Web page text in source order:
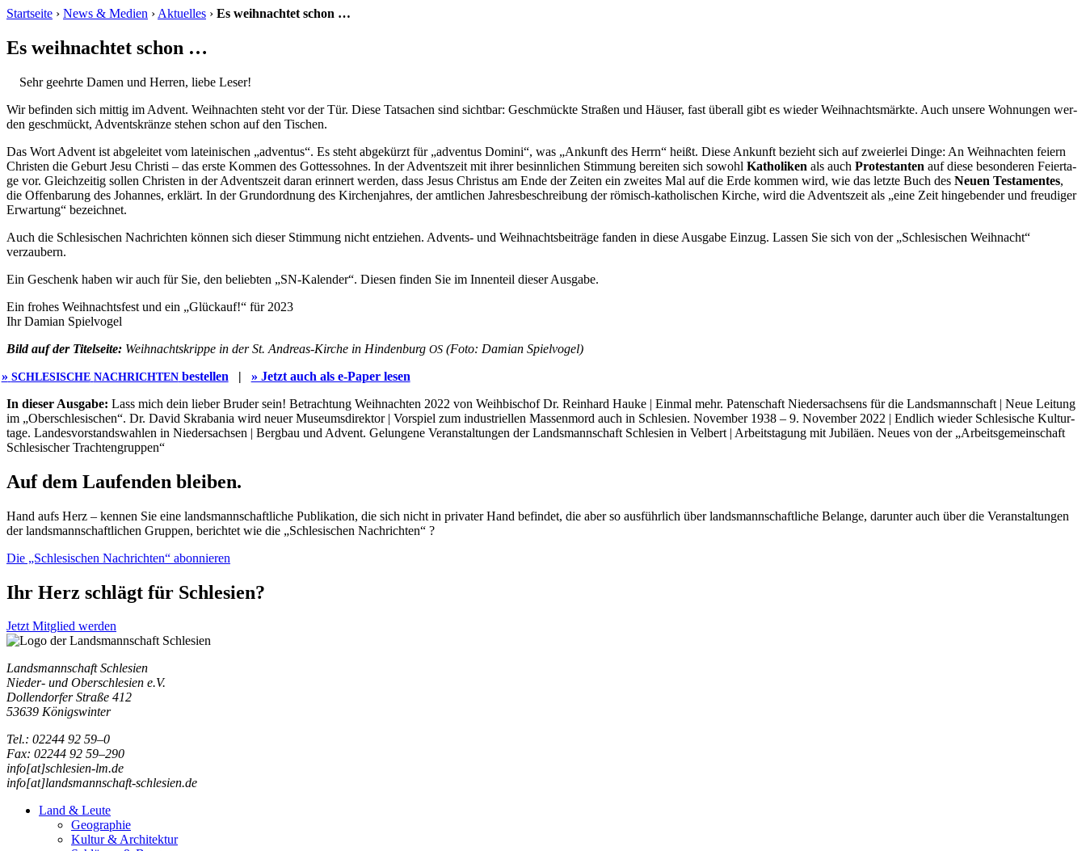
Startseite › News & Medien › Aktuelles › Es weihnachtet schon …
Es weihnachtet schon …
Sehr geehr­te Damen und Her­ren, lie­be Leser!
Wir befin­den sich mit­tig im Advent. Weih­nach­ten steht vor der Tür. Die­se Tat­sa­chen sind sicht­bar: Geschmück­te Stra­ßen und Häu­ser, fast über­all gibt es wie­der Weih­nachts­märk­te. Auch unse­re Woh­nun­gen wer­
den geschmückt, Advents­krän­ze ste­hen schon auf den Tischen.
Das Wort Advent ist abge­lei­tet vom latei­ni­schen „adven­tus“. Es steht abge­kürzt für „adven­tus Domi­ni“, was „Ankunft des Herrn“ heißt. Die­se Ankunft bezieht sich auf zwei­er­lei Din­ge: An Weih­nach­ten fei­ern
Chris­ten die Geburt Jesu Chris­ti – das ers­te Kom­men des Got­tes­soh­nes. In der Advents­zeit mit ihrer besinn­li­chen Stim­mung berei­ten sich sowohl Katho­li­ken als auch Pro­tes­tan­ten auf die­se beson­de­ren Fei­er­ta­
ge vor. Gleich­zei­tig sol­len Chris­ten in der Advents­zeit dar­an erin­nert wer­den, dass Jesus Chris­tus am Ende der Zei­ten ein zwei­tes Mal auf die Erde kom­men wird, wie das letz­te Buch des Neu­en Tes­ta­men­tes,
die Offen­ba­rung des Johan­nes, erklärt. In der Grund­ord­nung des Kir­chen­jah­res, der amt­li­chen Jah­res­be­schrei­bung der römisch-katho­li­schen Kir­che, wird die Advents­zeit als „eine Zeit hin­ge­ben­der und freu­di­ger
Erwar­tung“ bezeichnet.
Auch die Schle­si­schen Nach­rich­ten kön­nen sich die­ser Stim­mung nicht ent­zie­hen. Advents- und Weih­nachts­bei­trä­ge fan­den in die­se Aus­ga­be Ein­zug. Las­sen Sie sich von der „Schle­si­schen Weih­nacht“
verzaubern.
Ein Geschenk haben wir auch für Sie, den belieb­ten „SN-Kalen­der“. Die­sen fin­den Sie im Innen­teil die­ser Ausgabe.
Ein fro­hes Weih­nachts­fest und ein „Glück­auf!“ für 2023
Ihr Dami­an Spielvogel
Bild auf der Titel­sei­te: Weih­nachts­krip­pe in der St. Andre­as-Kir­che in Hin­den­burg OS (Foto: Dami­an Spielvogel)
» SCHLESISCHE NACHRICHTENbestel­len | » Jetzt auch als e‑Paper lesen
In die­ser Aus­ga­be: Lass mich dein lie­ber Bru­der sein! Betrach­tung Weih­nach­ten 2022 von Weih­bi­schof Dr. Rein­hard Hau­ke | Ein­mal mehr. Paten­schaft Nie­der­sach­sens für die Lands­mann­schaft | Neue Lei­tung
im „Ober­schle­si­schen“. Dr. David Skra­ba­nia wird neu­er Muse­ums­di­rek­tor | Vor­spiel zum indus­tri­el­len Mas­sen­mord auch in Schle­si­en. Novem­ber 1938 – 9. Novem­ber 2022 | End­lich wie­der Schle­si­sche Kul­tur­
ta­ge. Lan­des­vor­stands­wah­len in Nie­der­sach­sen | Berg­bau und Advent. Gelun­ge­ne Ver­an­stal­tun­gen der Lands­mann­schaft Schle­si­en in Vel­bert | Arbeits­ta­gung mit Jubi­lä­en. Neu­es von der „Arbeits­ge­mein­schaft
Schle­si­scher Trachtengruppen“
Auf dem Laufenden bleiben.
Hand aufs Herz – kennen Sie eine landsmannschaftliche Publikation, die sich nicht in privater Hand befindet, die aber so ausführlich über landsmannschaftliche Belange, darunter auch über die Veranstaltungen
der landsmannschaftlichen Gruppen, berichtet wie die „Schlesischen Nachrichten“ ?
Die „Schlesischen Nachrichten“ abonnieren
Ihr Herz schlägt für Schlesien?
Jetzt Mitglied werden
Landsmannschaft Schlesien
Nieder- und Oberschlesien e.V.
Dollendorfer Straße 412
53639 Königswinter
Tel.: 02244 92 59–0
Fax: 02244 92 59–290
info[at]schlesien-lm.de
info[at]landsmannschaft-schlesien.de
Land & Leute
Geographie
Kultur & Architektur